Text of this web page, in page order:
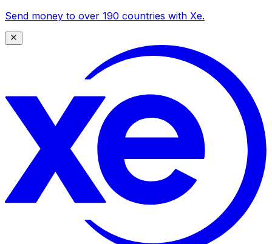
Send money to over 190 countries with Xe.